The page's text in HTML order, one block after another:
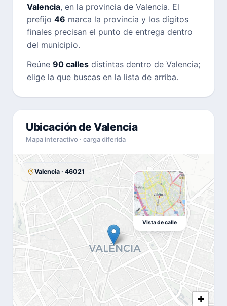
Valencia, en la provincia de Valencia. El
prefijo 46 marca la provincia y los dígitos
finales precisan el punto de entrega dentro
del municipio.
Reúne 90 calles distintas dentro de Valencia;
elige la que buscas en la lista de arriba.
Ubicación de Valencia
Mapa interactivo · carga diferida
+
Valencia · 46021
Vista de calle